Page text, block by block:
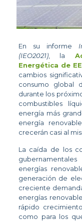
En su informe
(IEO2021), la
Energética de
cambios
consumo global
durante los
combustibles
energía más
energía
crecerán casi al
La caída de los
energías
generación de
creciente
energías
rápido
como para los